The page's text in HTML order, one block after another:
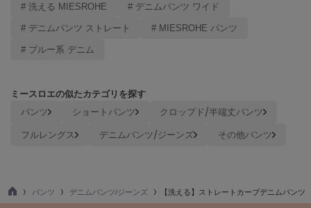
LITTLE UNION TOKYO
MICHU COQUETTE
ミチュ コケット
miies miim
ミーエスミーム
# 洗える MIESROHE # デニムパンツ ワイド
# デニムパンツ ストレート # MIESROHE パンツ
# ブルー系 デニム
ミースロエの似たカテゴリを探す
パンツ ショートパンツ
クロップド/半端丈パンツ
フルレングス
デニムパンツ/ジーンズ その他パンツ
TO
パンツ デニムパンツ/ジーンズ 【洗える】ストレートカーブデニムパンツ